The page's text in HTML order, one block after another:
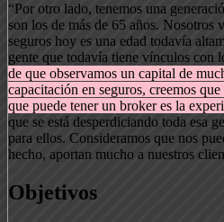
“Por otro lado, tenemos una
son los de más de 65 años. Nosotros
seguros hoy es una edad todavía
gente que todavía tiene vínculos con
de que observamos un capital de
capacitación en seguros, creemos
que puede tener un broker es la
que se está desperdiciando toda esa
para ellos. Consideramos que nos
hecho, aportan mucho a nuestros
Objetivos